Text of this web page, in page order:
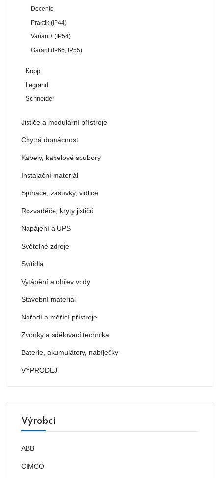
Decento
Praktik (IP44)
Variant+ (IP54)
Garant (IP66, IP55)
Kopp
Legrand
Schneider
Jističe a modulární přístroje
Chytrá domácnost
Kabely, kabelové soubory
Instalační materiál
Spínače, zásuvky, vidlice
Rozvaděče, kryty jističů
Napájení a UPS
Světelné zdroje
Svítidla
Vytápění a ohřev vody
Stavební materiál
Nářadí a měřící přístroje
Zvonky a sdělovací technika
Baterie, akumulátory, nabíječky
VÝPRODEJ
Výrobci
ABB
CIMCO